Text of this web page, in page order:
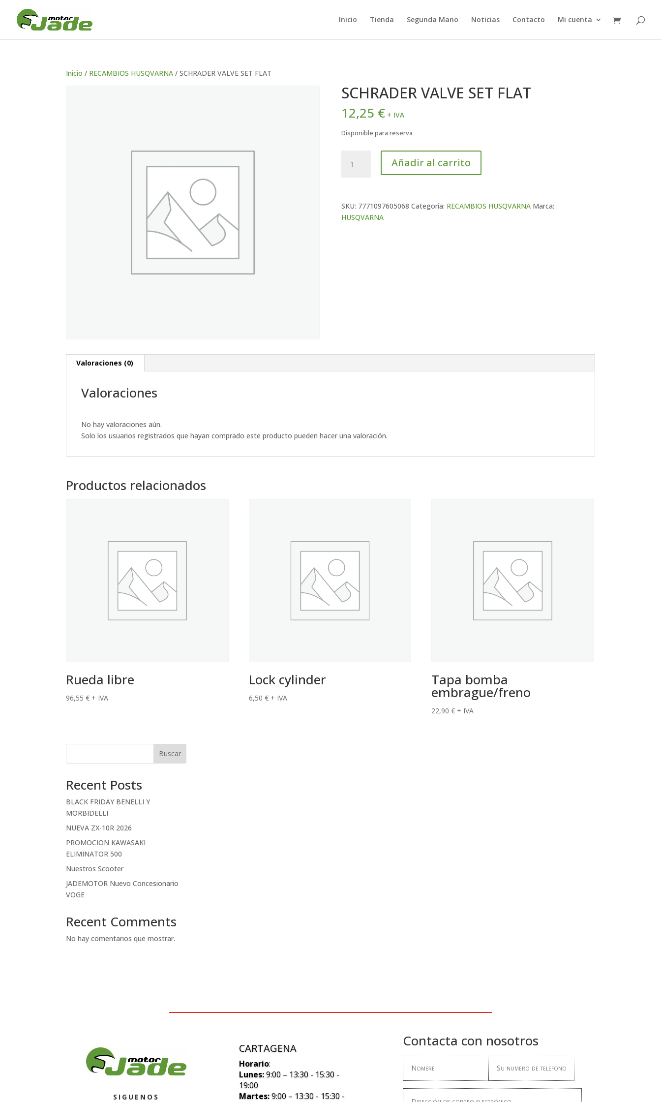
Inicio Tienda Segunda Mano Noticias Contacto Mi cuenta
Inicio / RECAMBIOS HUSQVARNA / SCHRADER VALVE SET FLAT
SCHRADER VALVE SET FLAT
12,25 € + IVA
Disponible para reserva
VALVE
Añadir al carrito
SKU: 7771097605068 Categoría: RECAMBIOS HUSQVARNA Marca:
HUSQVARNA
Valoraciones (0)
Valoraciones
No hay valoraciones aún.
Solo los usuarios registrados que hayan comprado este producto pueden hacer una valoración.
Productos relacionados
Rueda libre
96,55€ + IVA
Lock cylinder
6,50 € + IVA
Tapa bomba
embrague/freno
22,90€ + IVA
Buscar
Recent Posts
BLACK FRIDAY BENELLI Y
MORBIDELLI
NUEVA ZX-10R 2026
PROMOCION KAWASAKI
ELIMINATOR 500
Nuestros Scooter
JADEMOTOR Nuevo Concesionario
VOGE
Recent Comments
No hay comentarios que mostrar.
SIGUENOS
CARTAGENA
Horario:
Lunes:9:00 – 13:30 - 15:30 -
19:00
Martes:9:00 – 13:30 - 15:30 -
Contacta con nosotros